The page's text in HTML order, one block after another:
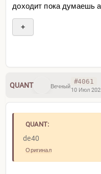
доходит пока думаешь
+
QUANT Вечный
#4061
10 Июл
QUANT:
de40
Оригинал